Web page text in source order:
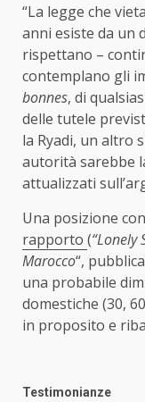
“La legge che
anni esiste da un
rispettano –
contemplano gli
bonnes, di
delle tutele
la Ryadi, un altro
autorità sarebbe
attualizzati
Una posizione
rapporto (“Lonely
Marocco“,
una probabile
domestiche (30,
in proposito e
Testimonianze